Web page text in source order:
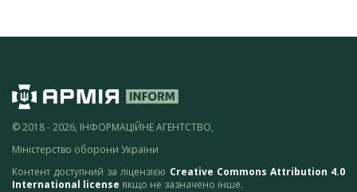
© 2018 - 2026, ІНФОРМАЦІЙНЕ АГЕНТСТВО,
Міністерство оборони України
Контент доступний за ліцензією Creative Commons Attribution 4.0
International license якщо не зазначено інше.